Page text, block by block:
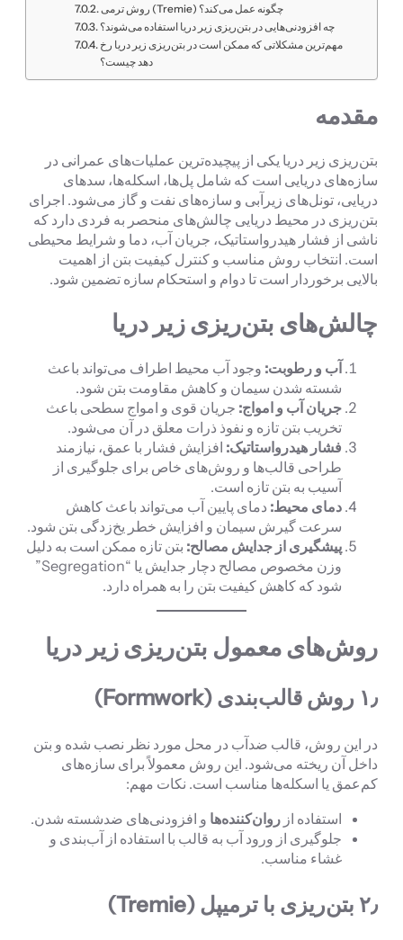
روش ترمی (Tremie) چگونه عمل می‌کند؟
چه افزودنی‌هایی در بتن‌ریزی زیر دریا استفاده می‌شوند؟
مهم‌ترین مشکلاتی که ممکن است در بتن‌ریزی زیر دریا رخ
دهد چیست؟
مقدمه
بتن‌ریزی زیر دریا یکی از پیچیده‌ترین عملیات‌های عمرانی در
سازه‌های دریایی است که شامل پل‌ها، اسکله‌ها، سدهای
دریایی، تونل‌های زیرآبی و سازه‌های نفت و گاز می‌شود. اجرای
بتن‌ریزی در محیط دریایی چالش‌های منحصر به فردی دارد که
ناشی از فشار هیدرواستاتیک، جریان آب، دما و شرایط محیطی
است. انتخاب روش مناسب و کنترل کیفیت بتن از اهمیت
بالایی برخوردار است تا دوام و استحکام سازه تضمین شود.
چالش‌های بتن‌ریزی زیر دریا
آب و رطوبت: وجود آب محیط اطراف می‌تواند باعث
شسته شدن سیمان و کاهش مقاومت بتن شود.
جریان آب و امواج: جریان قوی و امواج سطحی باعث
تخریب بتن تازه و نفوذ ذرات معلق در آن می‌شود.
فشار هیدرواستاتیک: افزایش فشار با عمق، نیازمند
طراحی قالب‌ها و روش‌های خاص برای جلوگیری از
آسیب به بتن تازه است.
دمای محیط: دمای پایین آب می‌تواند باعث کاهش
سرعت گیرش سیمان و افزایش خطر یخ‌زدگی بتن شود.
پیشگیری از جدایش مصالح: بتن تازه ممکن است به دلیل
وزن مخصوص مصالح دچار جدایش یا “Segregation”
شود که کاهش کیفیت بتن را به همراه دارد.
روش‌های معمول بتن‌ریزی زیر دریا
۱٫ روش قالب‌بندی (Formwork)
در این روش، قالب ضدآب در محل مورد نظر نصب شده و بتن
داخل آن ریخته می‌شود. این روش معمولاً برای سازه‌های
کم‌عمق یا اسکله‌ها مناسب است. نکات مهم:
استفاده از روان‌کننده‌ها و افزودنی‌های ضدشسته شدن.
جلوگیری از ورود آب به قالب با استفاده از آب‌بندی و
غشاء مناسب.
۲٫ بتن‌ریزی با ترمیپل (Tremie)